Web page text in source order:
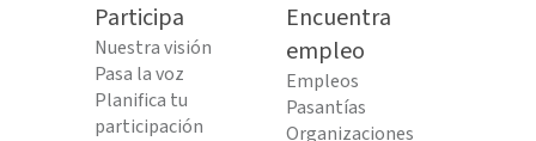
Participa
Nuestra visión
Pasa la voz
Planifica tu
participación
Encuentra
empleo
Empleos
Pasantías
Organizaciones